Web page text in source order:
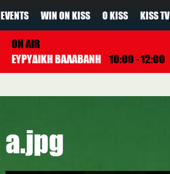
EVENTS WIN ON KISS Ο KISS KISS TV
ON AIR
ΕΥΡΥΔΙΚΗ ΒΑΛΑΒΑΝΗ 10:00 - 12:00
a.jpg